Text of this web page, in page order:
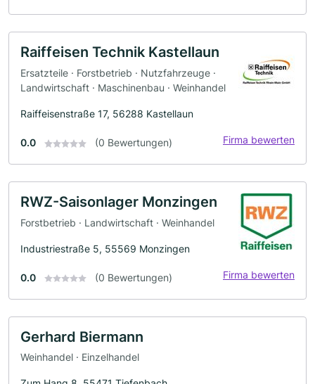
Raiffeisen Technik Kastellaun
Ersatzteile · Forstbetrieb · Nutzfahrzeuge ·
Landwirtschaft · Maschinenbau · Weinhandel
Raiffeisenstraße 17, 56288 Kastellaun
0.0 (0 Bewertungen) Firma bewerten
RWZ-Saisonlager Monzingen
Forstbetrieb · Landwirtschaft · Weinhandel
Industriestraße 5, 55569 Monzingen
0.0 (0 Bewertungen) Firma bewerten
Gerhard Biermann
Weinhandel · Einzelhandel